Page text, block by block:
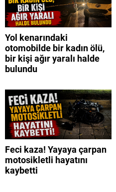
Yol kenarındaki
otomobilde bir kadın ölü,
bir kişi ağır yaralı halde
bulundu
Feci kaza! Yayaya çarpan
motosikletli hayatını
kaybetti